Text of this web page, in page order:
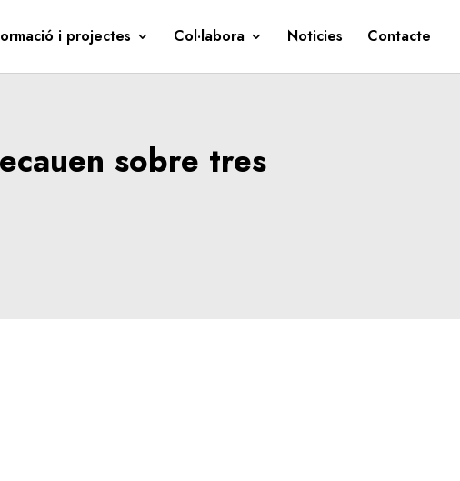
i projectes Col·labora Noticies Contacte
sobre tres